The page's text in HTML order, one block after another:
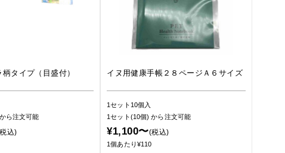
タイプ（目盛付）
から注文可能
込)
イヌ用健康手帳２８ページＡ６サイズ
1セット10個入
1セット(10個)から注文可能
¥1,100〜(税込)
1個あたり¥110